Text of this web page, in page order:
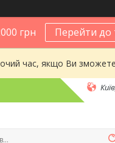
грн Перейти до
час, якщо Ви